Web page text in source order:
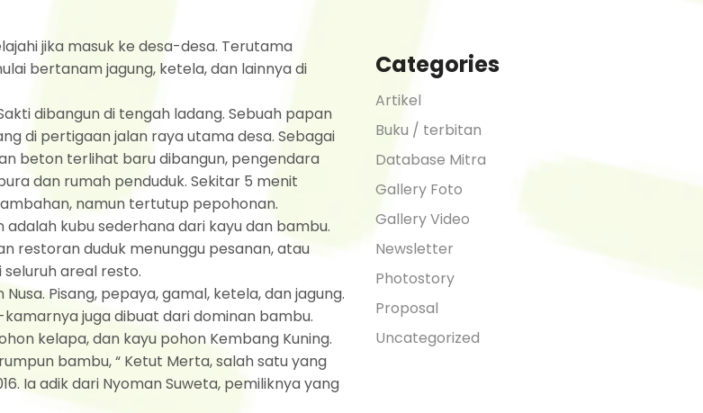
jika masuk ke desa-desa. Terutama
bertanam jagung, ketela, dan lainnya di
dibangun di tengah ladang. Sebuah papan
di pertigaan jalan raya utama desa. Sebagai
beton terlihat baru dibangun, pengendara
dan rumah penduduk. Sekitar 5 menit
namun tertutup pepohonan.
kubu sederhana dari kayu dan bambu.
restoran duduk menunggu pesanan, atau
areal resto.
Pisang, pepaya, gamal, ketela, dan jagung.
juga dibuat dari dominan bambu.
kelapa, dan kayu pohon Kembang Kuning.
bambu, “ Ketut Merta, salah satu yang
Ia adik dari Nyoman Suweta, pemiliknya yang
Categories
Artikel
Buku / terbitan
Database Mitra
Gallery Foto
Gallery Video
Newsletter
Photostory
Proposal
Uncategorized